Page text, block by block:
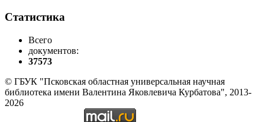
Статистика
Всего
документов:
37573
© ГБУК "Псковская областная универсальная научная
библиотека имени Валентина Яковлевича Курбатова", 2013-
2026